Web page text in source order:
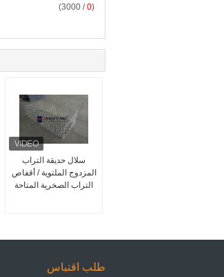
(
0
/ 3000)
سلال حديقة التراب
المزدوج الملتوية / أقفاص
التراب الصخرية المتاحة
طلب اقتباس